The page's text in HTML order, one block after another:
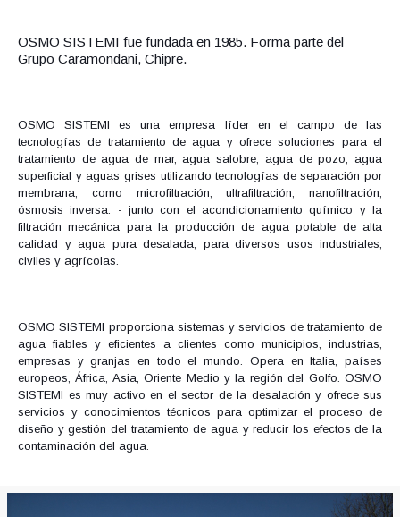
OSMO SISTEMI fue fundada en 1985. Forma parte del
Grupo Caramondani, Chipre.
OSMO SISTEMI es una empresa líder en el campo de las
tecnologías de tratamiento de agua y ofrece soluciones para el
tratamiento de agua de mar, agua salobre, agua de pozo, agua
superficial y aguas grises utilizando tecnologías de separación por
membrana, como microfiltración, ultrafiltración, nanofiltración,
ósmosis inversa. - junto con el acondicionamiento químico y la
filtración mecánica para la producción de agua potable de alta
calidad y agua pura desalada, para diversos usos industriales,
civiles y agrícolas.
OSMO SISTEMI proporciona sistemas y servicios de tratamiento de
agua fiables y eficientes a clientes como municipios, industrias,
empresas y granjas en todo el mundo. Opera en Italia, países
europeos, África, Asia, Oriente Medio y la región del Golfo. OSMO
SISTEMI es muy activo en el sector de la desalación y ofrece sus
servicios y conocimientos técnicos para optimizar el proceso de
diseño y gestión del tratamiento de agua y reducir los efectos de la
contaminación del agua.